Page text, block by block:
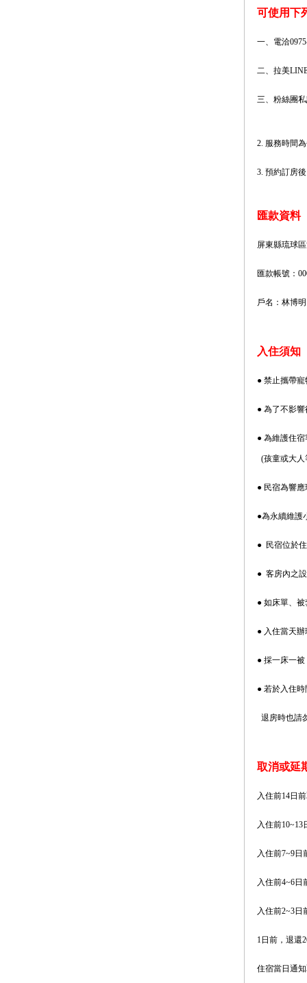
可使用下
一、電洽
二、拉美
三、粉絲團
2. 服務時間
3. 預約訂房
匯款資料
屏東縣琉球
匯款帳號：
戶名：林博明
入住須知
● 禁止攜帶
● 為了不影
● 為維護住
(孩童或大人
● 民宿為響
●為永續維護
● 民宿位於
● 客房內之
● 如床單、
● 入住當天
● 採一床一
● 若於入住
退房時也請
取消或延
入住前14日
入住前
入住前7~9日
入住前4~6日
入住前2~3日
1日前，退還
住宿當日通